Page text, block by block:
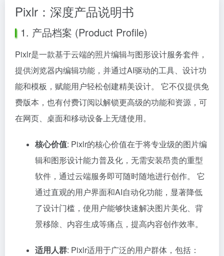
Pixlr：深度产品说明书
1. 产品档案 (Product Profile)
Pixlr是一款基于云端的照片编辑与图形设计服务套件，
提供浏览器内编辑功能，并通过AI驱动的工具、设计功
能和模板，赋能用户轻松创建精美设计。 它不仅提供免
费版本，也有付费订阅以解锁更高级的功能和资源，可
在网页、桌面和移动设备上无缝使用。
核心价值: Pixlr的核心价值在于将专业级的图片编
辑和图形设计能力普及化，无需安装昂贵的重型
软件，通过云端服务即可随时随地进行创作。 它
通过直观的用户界面和AI自动化功能，显著降低
了设计门槛，使用户能够快速解决图片美化、背
景移除、内容生成等痛点，提高内容创作效率。
适用人群: Pixlr适用于广泛的用户群体，包括：